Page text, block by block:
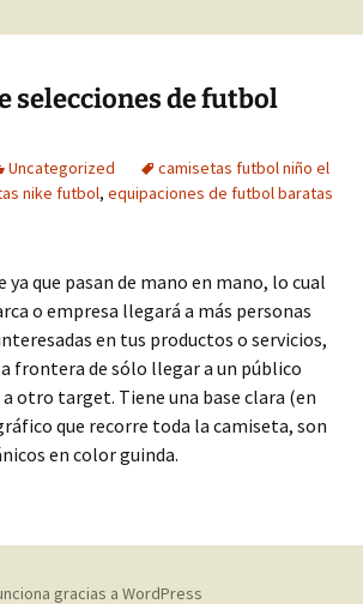
selecciones de futbol
Uncategorized
camisetas futbol niño el
nike futbol, equipaciones de futbol baratas
ya que pasan de mano en mano, lo cual
o empresa llegará a más personas
en tus productos o servicios,
frontera de sólo llegar a un público
otro target. Tiene una base clara (en
que recorre toda la camiseta, son
en color guinda.
gracias a WordPress